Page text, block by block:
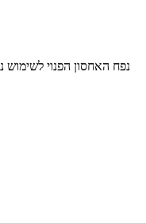
נפח האחסון הפנוי